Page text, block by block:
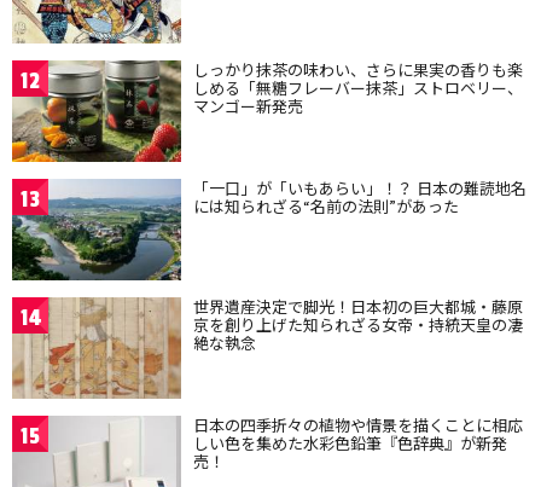
12 しっかり抹茶の味わい、さらに果実の香りも楽
しめる「無糖フレーバー抹茶」ストロベリー、
マンゴー新発売
13 「一口」が「いもあらい」！？ 日本の難読地名
には知られざる“名前の法則”があった
14 世界遺産決定で脚光！日本初の巨大都城・藤原
京を創り上げた知られざる女帝・持統天皇の凄
絶な執念
15 日本の四季折々の植物や情景を描くことに相応
しい色を集めた水彩色鉛筆『色辞典』が新発
売！